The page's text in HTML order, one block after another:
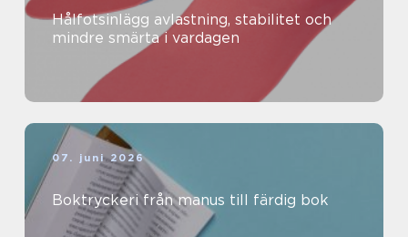
Hålfotsinlägg avlastning, stabilitet och
mindre smärta i vardagen
07. juni 2026
Boktryckeri från manus till färdig bok